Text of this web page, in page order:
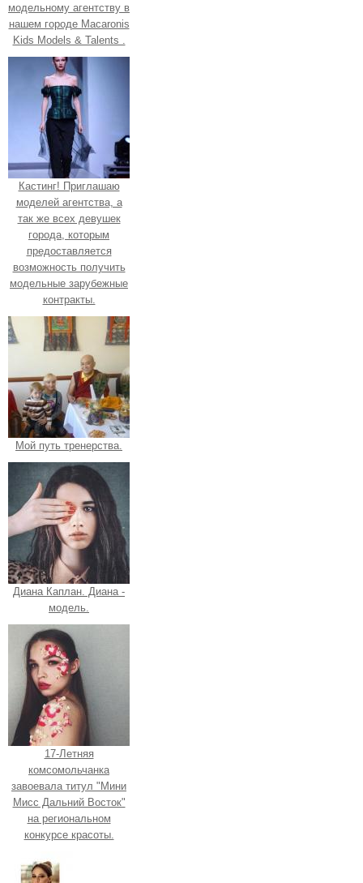
модельному агентству в
нашем городе Macaronis
Kids Models & Talents .
Кастинг! Приглашаю
моделей агентства, а
так же всех девушек
города, которым
предоставляется
возможность получить
модельные зарубежные
контракты.
Мой путь тренерства.
Диана Каплан. Диана -
модель.
17-Летняя
комсомольчанка
завоевала титул "Мини
Мисс Дальний Восток"
на региональном
конкурсе красоты.